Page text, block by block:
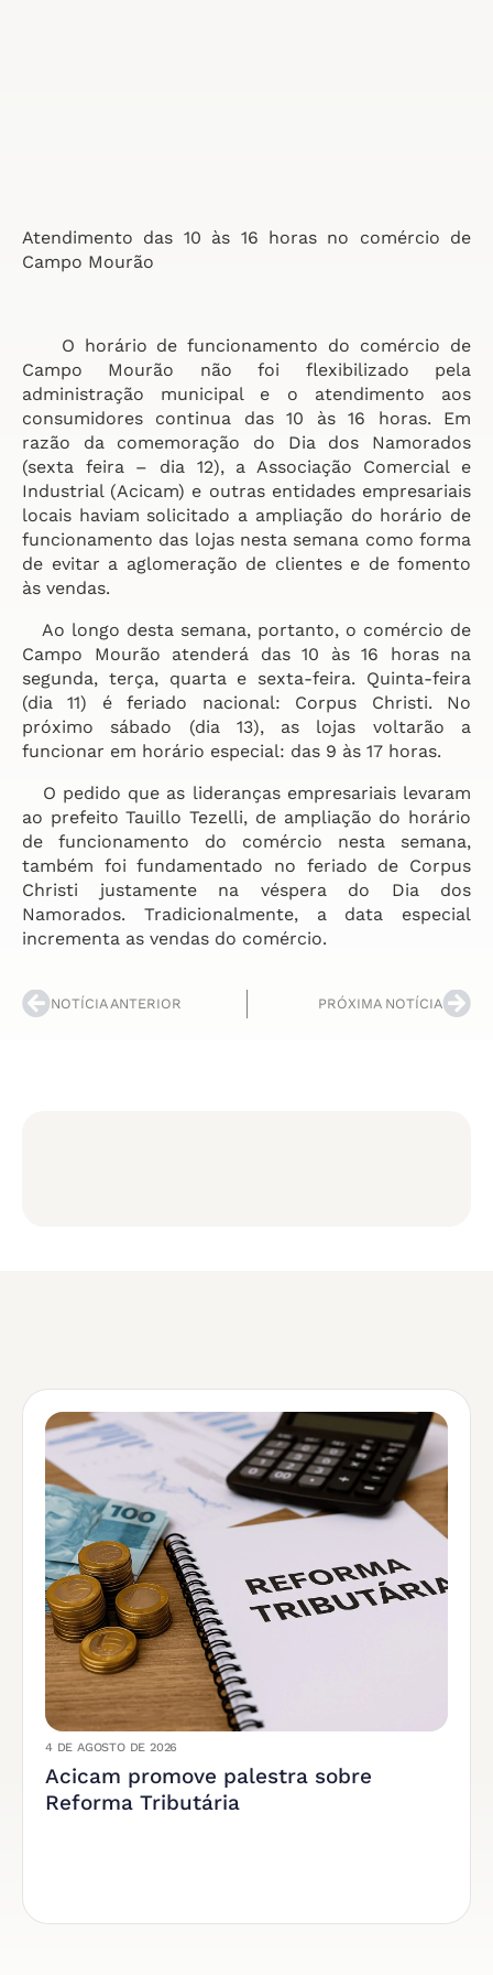
Atendimento das 10 às 16 horas no comércio de
Campo Mourão
O horário de funcionamento do comércio de
Campo Mourão não foi flexibilizado pela
administração municipal e o atendimento aos
consumidores continua das 10 às 16 horas. Em
razão da comemoração do Dia dos Namorados
(sexta feira – dia 12), a Associação Comercial e
Industrial (Acicam) e outras entidades empresariais
locais haviam solicitado a ampliação do horário de
funcionamento das lojas nesta semana como forma
de evitar a aglomeração de clientes e de fomento
às vendas.
Ao longo desta semana, portanto, o comércio de
Campo Mourão atenderá das 10 às 16 horas na
segunda, terça, quarta e sexta-feira. Quinta-feira
(dia 11) é feriado nacional: Corpus Christi. No
próximo sábado (dia 13), as lojas voltarão a
funcionar em horário especial: das 9 às 17 horas.
O pedido que as lideranças empresariais levaram
ao prefeito Tauillo Tezelli, de ampliação do horário
de funcionamento do comércio nesta semana,
também foi fundamentado no feriado de Corpus
Christi justamente na véspera do Dia dos
Namorados. Tradicionalmente, a data especial
incrementa as vendas do comércio.
NOTÍCIA ANTERIOR PRÓXIMA NOTÍCIA
4 DE AGOSTO DE 2026
Acicam promove palestra sobre
Reforma Tributária